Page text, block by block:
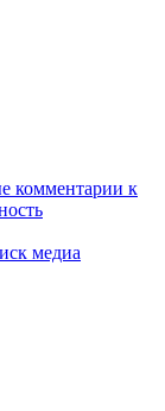
комментарии к
медиа